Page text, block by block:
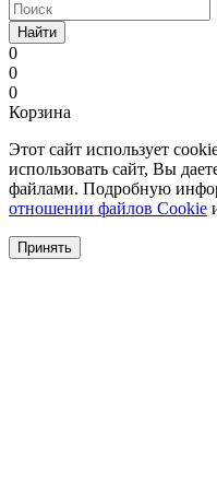
Найти
0
0
0
Корзина
Этот сайт использует
использовать сайт, Вы
файлами. Подробную
отношении файлов Cookie
Принять